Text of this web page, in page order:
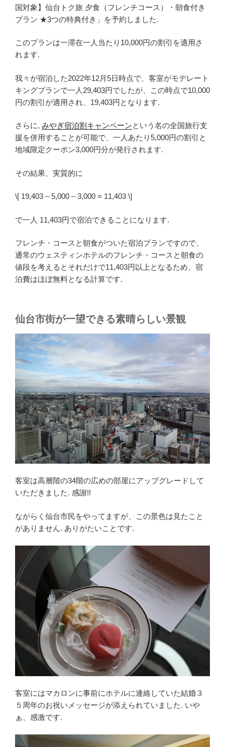
国対象】仙台トク旅 夕食（フレンチコース）・朝食付き
プラン ★3つの特典付き」を予約しました.
このプランは一滞在一人当たり10,000円の割引を適用さ
れます.
我々が宿泊した2022年12月5日時点で、客室がモデレート
キングプランで一人29,403円でしたが、この時点で10,000
円の割引が適用され、19,403円となります.
さらに, みやぎ宿泊割キャンペーンという名の全国旅行支
援を併用することが可能で、一人あたり5,000円の割引と
地域限定クーポン3,000円分が発行されます.
その結果、実質的に
\[ 19,403 – 5,000 – 3,000 = 11,403 \]
で一人 11,403円で宿泊できることになります.
フレンチ・コースと朝食がついた宿泊プランですので、
通常のウェスティンホテルのフレンチ・コースと朝食の
値段を考えるとそれだけで11,403円以上となるため、宿
泊費はほぼ無料となる計算です.
仙台市街が一望できる素晴らしい景観
客室は高層階の34階の広めの部屋にアップグレードして
いただきました. 感謝!!
ながらく仙台市民をやってますが、この景色は見たこと
がありません. ありがたいことです.
客室にはマカロンに事前にホテルに連絡していた結婚３
５周年のお祝いメッセージが添えられていました. いや
ぁ、感激です.